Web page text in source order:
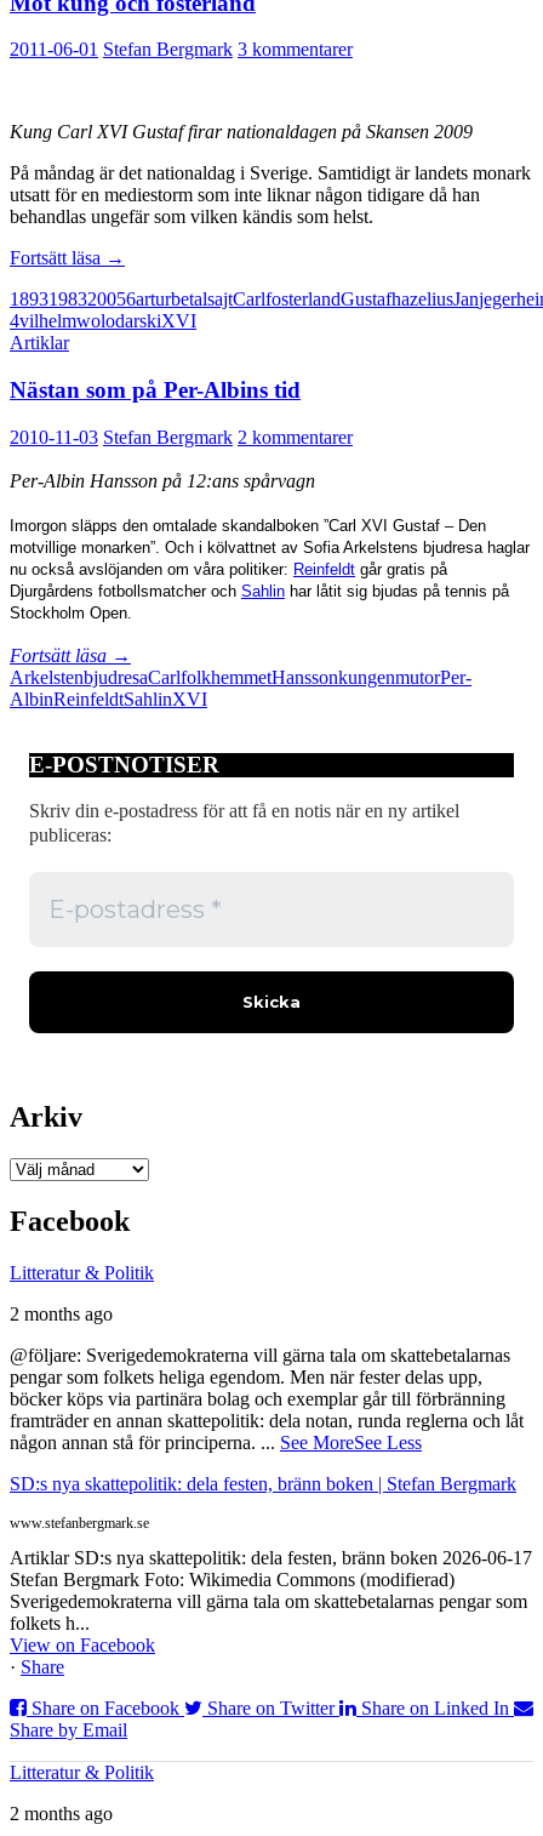
2011-06-01 Stefan Bergmark 3 kommentarer
Kung Carl XVI Gustaf firar nationaldagen på Skansen 2009
På måndag är det nationaldag i Sverige. Samtidigt är landets monark
utsatt för en mediestorm som inte liknar någon tidigare då han
behandlas ungefär som vilken kändis som helst.
Fortsätt läsa Mot
och
fosterland
→
1893198320056arturbetalsajtCarlfosterlandGustafhazeliusJan
4vilhelmwolodarskiXVI
Artiklar
Nästan som på Per-Albins tid
2010-11-03 Stefan Bergmark 2 kommentarer
Per-Albin Hansson på 12:ans spårvagn
Imorgon släpps den omtalade skandalboken ”Carl XVI Gustaf – Den
motvillige monarken”. Och i kölvattnet av Sofia Arkelstens bjudresa haglar
nu också avslöjanden om våra politiker: Reinfeldt går gratis på
Djurgårdens fotbollsmatcher och Sahlin har låtit sig bjudas på tennis på
Stockholm Open.
Fortsätt läsa Nästan
som
på
tid
→
ArkelstenbjudresaCarlfolkhemmetHanssonkungenmutorPer-
AlbinReinfeldtSahlinXVI
E-POSTNOTISER
Skriv din e-postadress för att få en notis när en ny artikel
publiceras:
Arkiv
Arkiv
Facebook
Litteratur & Politik
2 months ago
@följare: Sverigedemokraterna vill gärna tala om skattebetalarnas
pengar som folkets heliga egendom. Men när fester delas upp,
böcker köps via partinära bolag och exemplar går till förbränning
framträder en annan skattepolitik: dela notan, runda reglerna och låt
någon annan stå för principerna. ... See MoreSee Less
SD:s nya skattepolitik: dela festen, bränn boken | Stefan Bergmark
www.stefanbergmark.se
Artiklar SD:s nya skattepolitik: dela festen, bränn boken 2026-06-17
Stefan Bergmark Foto: Wikimedia Commons (modifierad)
Sverigedemokraterna vill gärna tala om skattebetalarnas pengar som
folkets h...
View on Facebook
· Share
Share on Facebook
Share on Twitter
Share on Linked In
Share by Email
Litteratur & Politik
2 months ago